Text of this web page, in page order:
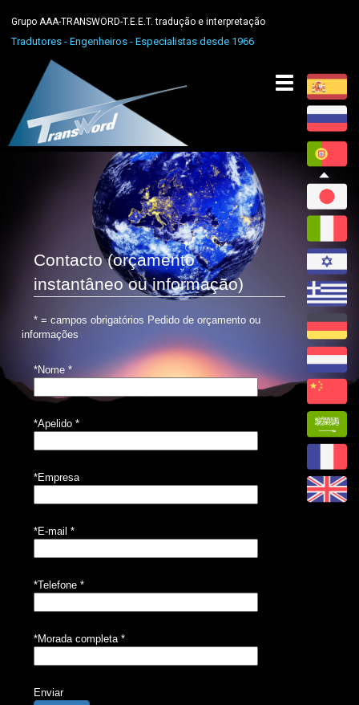
Grupo AAA-TRANSWORD-T.E.E.T. tradução e interpretação
Tradutores - Engenheiros - Especialistas desde 1966
Toggle
navigation
Contacto (orçamento
instantâneo ou informação)
* = campos obrigatórios Pedido de orçamento ou
informações
*Nome *
*Apelido *
*Empresa
*E-mail *
*Telefone *
*Morada completa *
Enviar